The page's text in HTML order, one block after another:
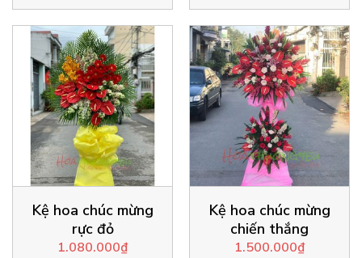
Kệ hoa chúc mừng
rực đỏ
1.080.000₫
Kệ hoa chúc mừng
chiến thắng
1.500.000₫